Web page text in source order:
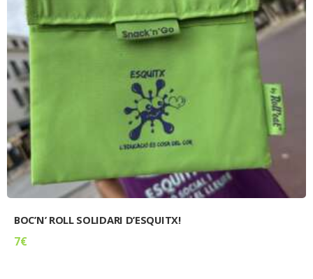
BOC’N’ ROLL SOLIDARI D’ESQUITX!
7€